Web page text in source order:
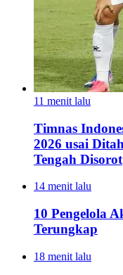
11 menit lalu
Timnas
2026 usai
Tengah Disorot
14 menit lalu
10 Pengelola
Terungkap
18 menit lalu